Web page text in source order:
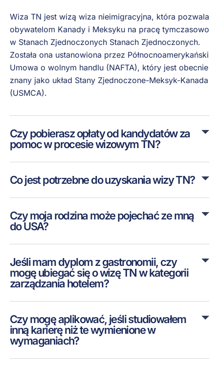
Wiza TN jest wizą wiza nieimigracyjna, która pozwala
obywatelom Kanady i Meksyku na pracę tymczasowo
w Stanach Zjednoczonych Stanach Zjednoczonych.
Została ona ustanowiona przez Północnoamerykański
Umowa o wolnym handlu (NAFTA), który jest obecnie
znany jako układ Stany Zjednoczone-Meksyk-Kanada
(USMCA).
Czy pobierasz opłaty od kandydatów za
pomoc w procesie wizowym TN?
Co jest potrzebne do uzyskania wizy TN?
Czy moja rodzina może pojechać ze mną
do USA?
Jeśli mam dyplom z gastronomii, czy
mogę ubiegać się o wizę TN w kategorii
zarządzania hotelem?
Czy mogę aplikować, jeśli studiowałem
inną karierę niż te wymienione w
wymaganiach?